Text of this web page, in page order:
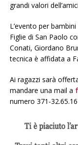
grandi valori
L’evento per
Figlie di San Paolo
Conati, Giordano
tecnica è affidata a
Ai ragazzi sarà
mandare una mail a
numero 371-